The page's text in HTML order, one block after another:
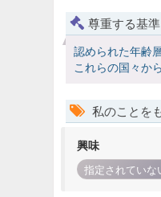
尊重する基準
認められた年齢
これらの国々か
私のことを
興味
指定されていな